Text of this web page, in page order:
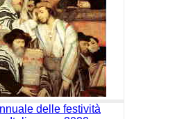
delle festività